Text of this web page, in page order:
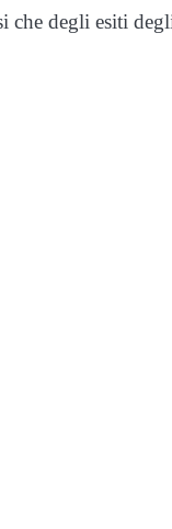
che degli esiti